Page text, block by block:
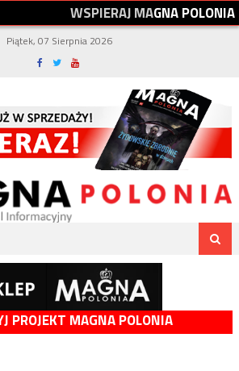
WSPIERAJMAGNAPOLONIA
Piątek, 07 Sierpnia 2026
PROJEKT MAGNA POLONIA